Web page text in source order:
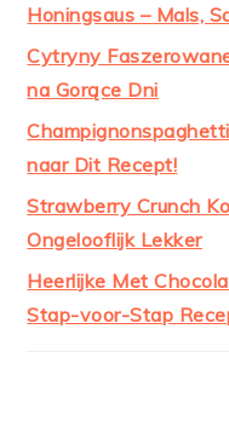
Honingsaus – Mals,
Cytryny
na Gorące Dni
naar Dit Recept!
Strawberry Crunch
Ongelooflijk Lekker
Heerlijke Met
Stap-voor-Stap